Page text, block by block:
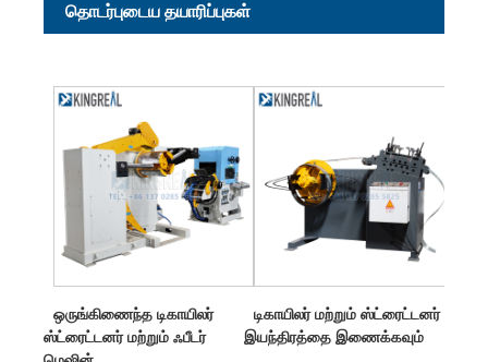
தொடர்புடைய தயாரிப்புகள்
ஒருங்கிணைந்த டிகாயிலர்
ஸ்ட்ரைட்டனர் மற்றும் ஃபீடர்
டிகாயிலர் மற்றும் ஸ்ட்ரைட்டனர்
இயந்திரத்தை இணைக்கவும்